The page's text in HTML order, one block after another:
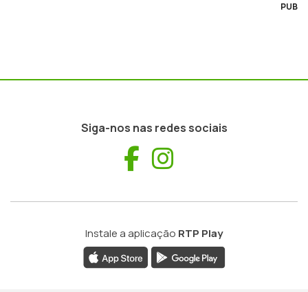
PUB
Siga-nos nas redes sociais
Facebook
Instale a aplicação RTP Play